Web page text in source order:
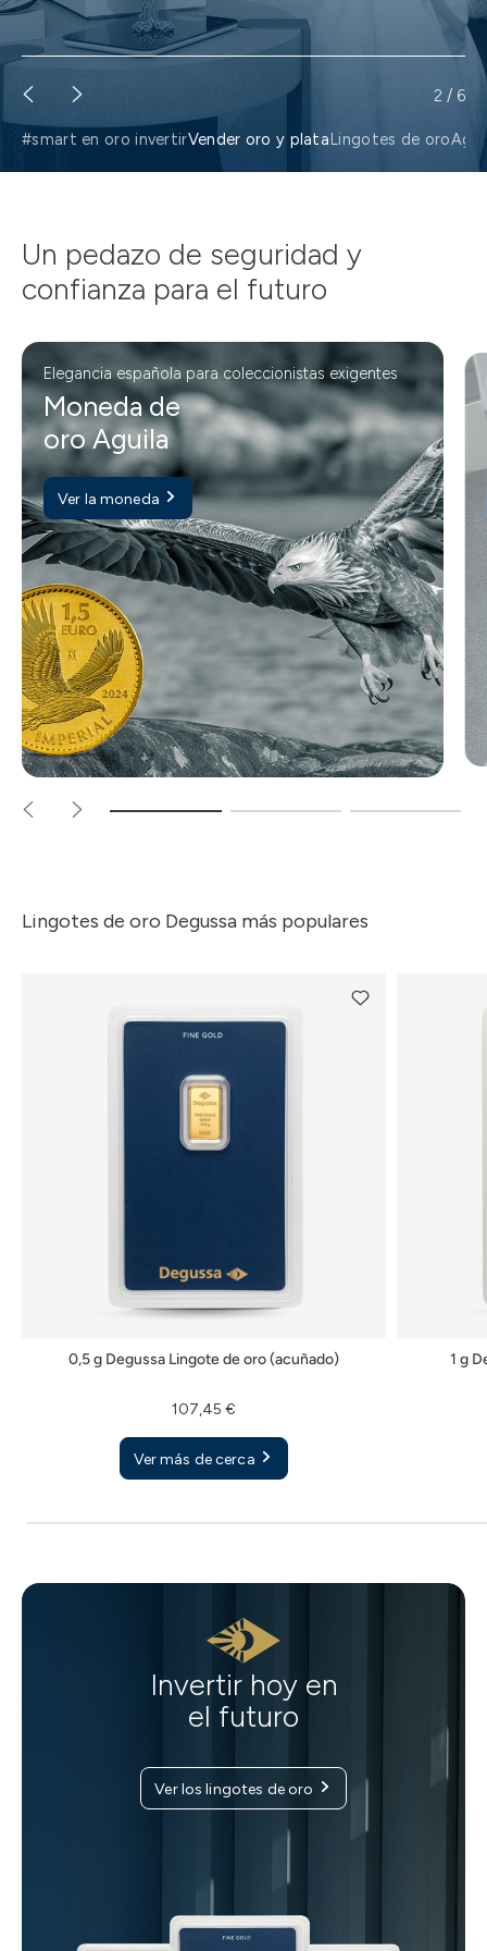
#smart en oro invertirVender oro y plataLingotes de oro
2 / 6
Un pedazo de seguridad y
confianza para el futuro
Elegancia española para coleccionistas exigentes
Moneda de
oro Aguila
Ver la moneda
Lingotes de oro Degussa más populares
0,5 g Degussa Lingote de oro (acuñado)
107,45 €
Ver más de cerca
1 g
Invertir hoy en
el futuro
Ver los lingotes de oro